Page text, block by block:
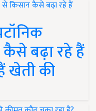
बढ़ा रहे हैं
खेती की